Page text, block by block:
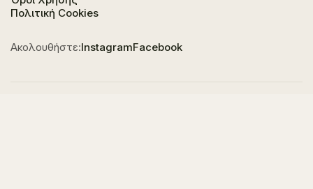
Πολιτική Cookies
Ακολουθήστε:InstagramFacebook